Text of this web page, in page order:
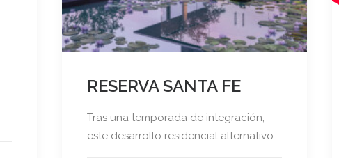
RESERVA SANTA FE
Tras una temporada de integración,
este desarrollo residencial alternativo…